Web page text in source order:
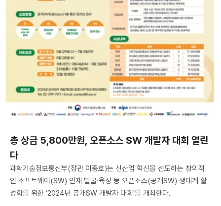
총 상금 5,800만원, 오픈소스 SW 개발자 대회 열린
다
과학기술정보통신부(장관 이종호)는 신산업 혁신을 선도하는 창의적
인 소프트웨어(SW) 인재 발굴·육성 등 오픈소스(공개SW) 생태계 활
성화를 위한 ‘2024년 공개SW 개발자 대회’를 개최한다.